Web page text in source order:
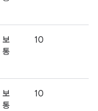
보
통
10
보
통
10